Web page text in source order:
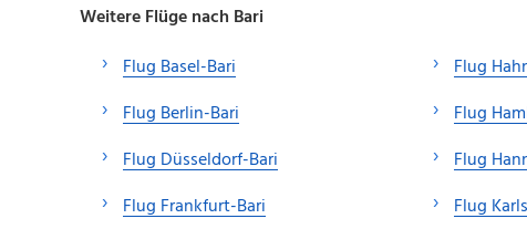
Weitere Flüge nach Bari
Flug Basel-Bari
Flug Berlin-Bari
Flug Düsseldorf-Bari
Flug Frankfurt-Bari
Flug
Flug
Flug
Flug